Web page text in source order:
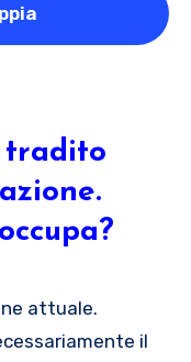
tradito
attuale.
il